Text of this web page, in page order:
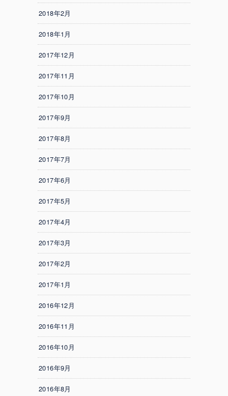
2018年2月
2018年1月
2017年12月
2017年11月
2017年10月
2017年9月
2017年8月
2017年7月
2017年6月
2017年5月
2017年4月
2017年3月
2017年2月
2017年1月
2016年12月
2016年11月
2016年10月
2016年9月
2016年8月